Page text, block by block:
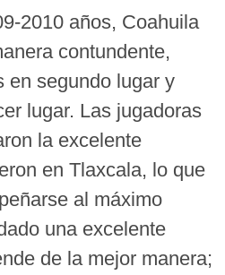
2010 años, Coahuila
contundente,
en segundo lugar y
lugar. Las jugadoras
la excelente
en Tlaxcala, lo que
al máximo
una excelente
de la mejor manera;